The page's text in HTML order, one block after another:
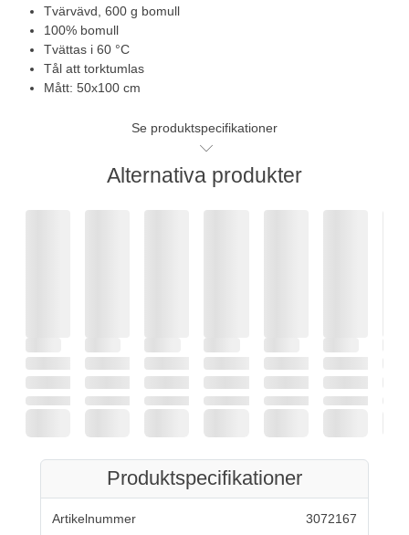
Tvärvävd, 600 g bomull
100% bomull
Tvättas i 60 °C
Tål att torktumlas
Mått: 50x100 cm
Se produktspecifikationer
Alternativa produkter
Produktspecifikationer
Artikelnummer 3072167